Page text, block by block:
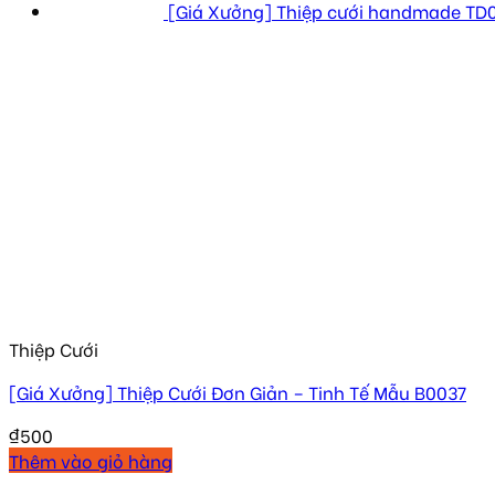
[Giá Xưởng] Thiệp cưới handmade
Thiệp Cưới
[Giá Xưởng] Thiệp Cưới Đơn Giản – Tinh Tế Mẫu B0037
₫500
Thêm vào giỏ hàng